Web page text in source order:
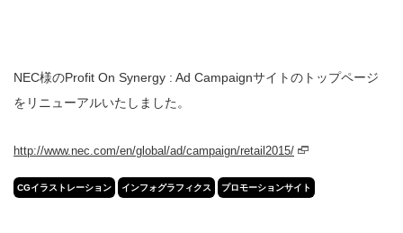
NEC様のProfit On Synergy : Ad Campaignサイトのトップページ
をリニューアルいたしました。
http://www.nec.com/en/global/ad/campaign/retail2015/
CGイラストレーション インフォグラフィクス プロモーションサイト